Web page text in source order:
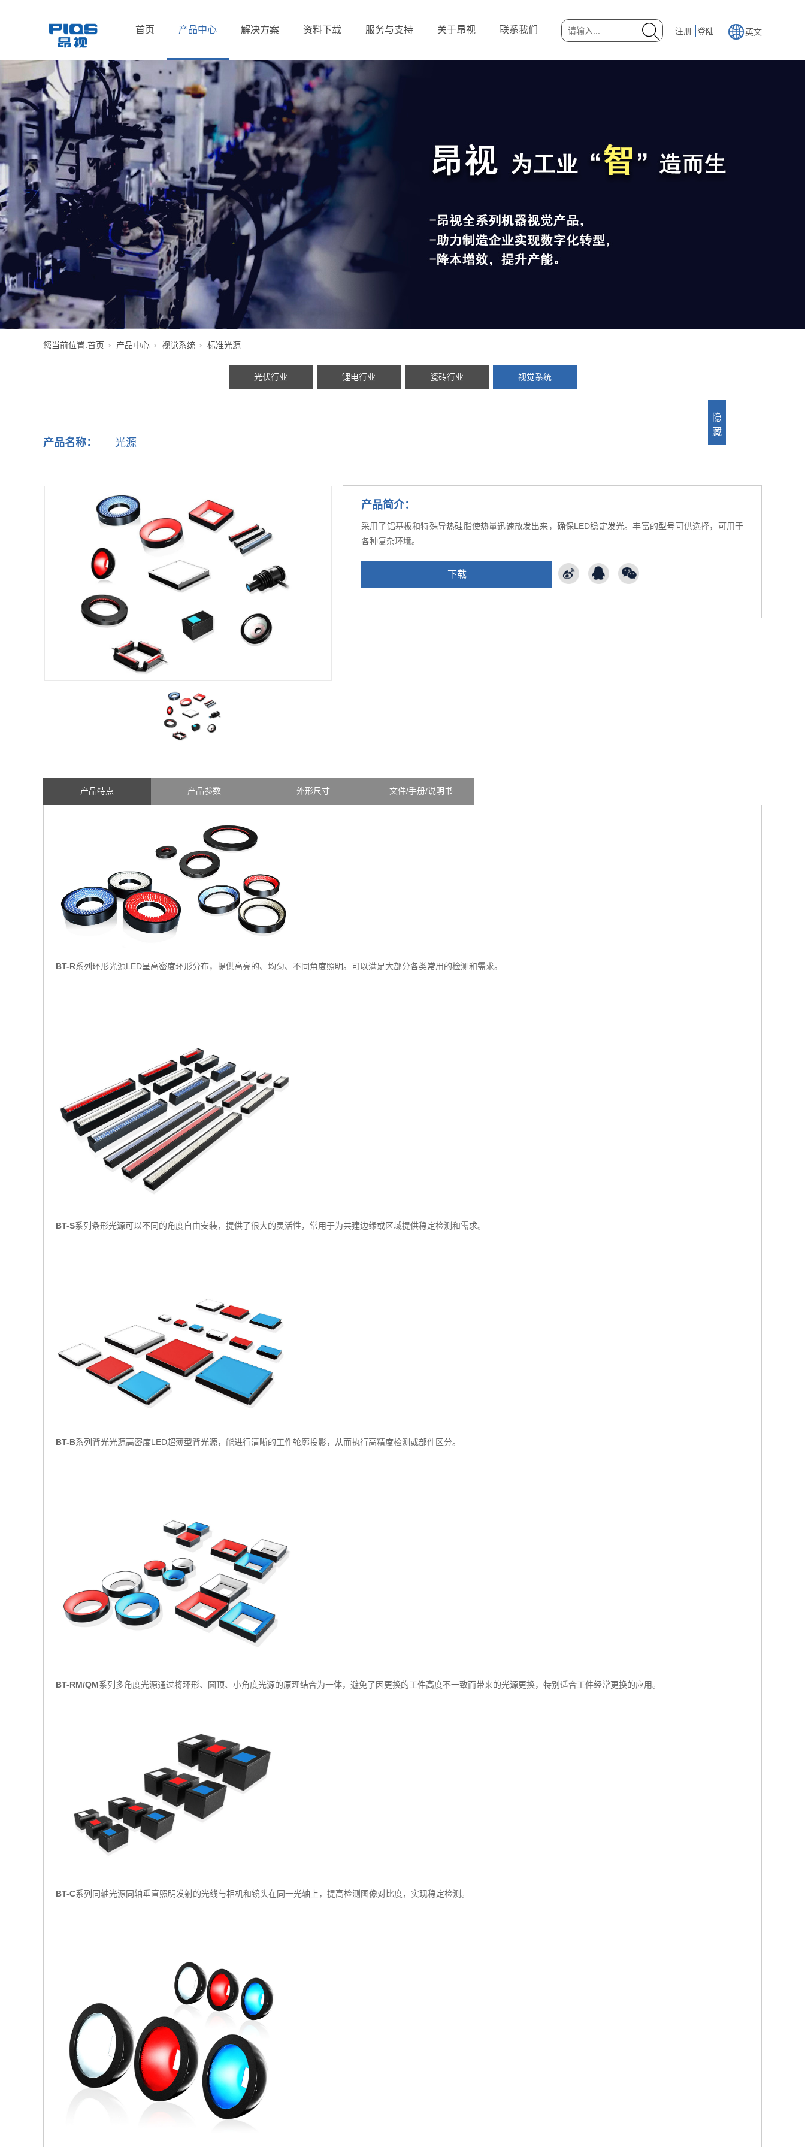
首页 产品中心 解决方案 资料下载 服务与支持 关于昂视 联系我们 注册 登陆 英文
您当前位置:首页 产品中心 视觉系统 标准光源
光伏行业 锂电行业 瓷砖行业 视觉系统
产品名称： 光源
产品简介：
采用了铝基板和特殊导热硅脂使热量迅速散发出来，确保LED稳定发光。丰富的型号可供选择，可用于
各种复杂环境。
下载
产品特点 产品参数 外形尺寸 文件/手册/说明书
BT-R系列环形光源LED呈高密度环形分布，提供高亮的、均匀、不同角度照明。可以满足大部分各类常用的检测和需求。
BT-S系列条形光源可以不同的角度自由安装，提供了很大的灵活性，常用于为共建边缘或区域提供稳定检测和需求。
BT-B系列背光光源高密度LED超薄型背光源，能进行清晰的工件轮廓投影，从而执行高精度检测或部件区分。
BT-RM/QM系列多角度光源通过将环形、圆顶、小角度光源的原理结合为一体，避免了因更换的工件高度不一致而带来的光源更换，特别适合工件经常更换的应用。
BT-C系列同轴光源同轴垂直照明发射的光线与相机和镜头在同一光轴上，提高检测图像对比度，实现稳定检测。
隐
藏